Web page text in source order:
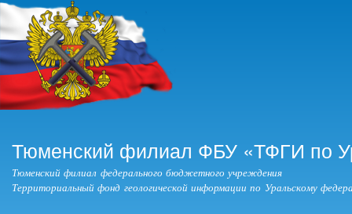
Тюменский филиал ФБУ «ТФГИ по
Тюменский филиал федерального бюджетного учреждения
Территориальный фонд геологической информации по Уральскому